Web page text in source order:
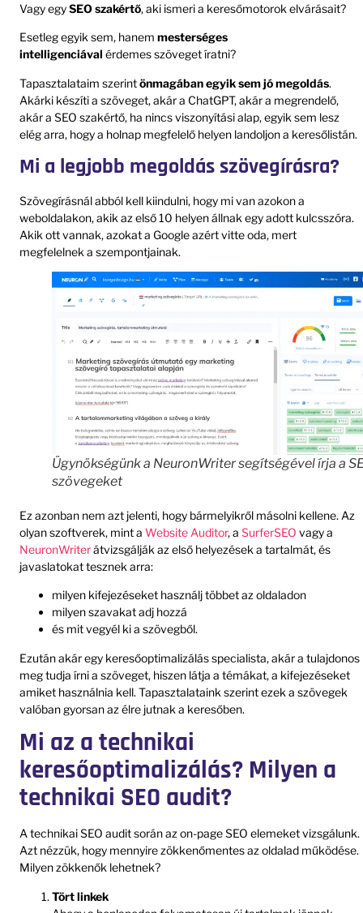
Vagy egySEO szakértő, aki ismeri a keresőmotorok elvárásait?
Esetleg egyik sem, hanem mesterséges
intelligenciával érdemes szöveget íratni?
Tapasztalataim szerintönmagában egyik sem jó megoldás.
Akárki készíti a szöveget, akár a ChatGPT, akár a megrendelő,
akár a SEO szakértő, ha nincs viszonyítási alap, egyik sem lesz
elég arra, hogy a holnap megfelelő helyen landoljon a keresőlistán.
Mi a legjobb megoldás szövegírásra?
Szövegírásnál abból kell kiindulni, hogy mi van azokon a
weboldalakon, akik az első 10 helyen állnak egy adott kulcsszóra.
Akik ott vannak, azokat a Google azért vitte oda, mert
megfelelnek a szempontjainak.
Ügynökségünk a NeuronWriter segítségével írja a
szövegeket
Ez azonban nem azt jelenti, hogy bármelyikről másolni kellene. Az
olyan szoftverek, mint a Website Auditor, a SurferSEO vagy a
NeuronWriterátvizsgálják az első helyezések a tartalmát, és
javaslatokat tesznek arra:
milyen kifejezéseket használj többet az oldaladon
milyen szavakat adj hozzá
és mit vegyél ki a szövegből.
Ezután akár egy keresőoptimalizálás specialista, akár a tulajdonos
meg tudja írni a szöveget, hiszen látja a témákat, a kifejezéseket
amiket használnia kell. Tapasztalataink szerint ezek a szövegek
valóban gyorsan az élre jutnak a keresőben.
Mi az a technikai
keresőoptimalizálás? Milyen a
technikai SEO audit?
A technikai SEO audit során az on-page SEO elemeket vizsgálunk.
Azt nézzük, hogy mennyire zökkenőmentes az oldalad működése.
Milyen zökkenők lehetnek?
Tört linkek